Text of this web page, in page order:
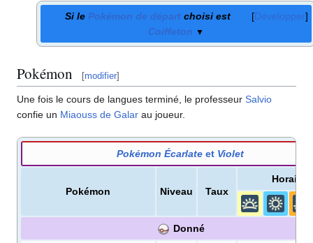
Développer
Si le Pokémon de départ choisi est
Coiffeton ▼
Pokémon [modifier]
Une fois le cours de langues terminé, le professeur Salvio
confie un Miaouss de Galar au joueur.
Pokémon Écarlate et Violet
Pokémon Niveau Taux
Horaire
Donné